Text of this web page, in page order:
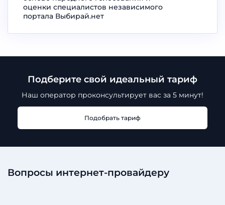
оценки специалистов независимого
портала Выбирай.нет
Подберите свой идеальный тариф
Наш оператор проконсультирует вас за 5 минут!
Подобрать тариф
Вопросы интернет-провайдеру